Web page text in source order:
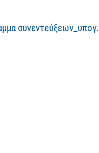
συνεντεύξεων_υπογ.